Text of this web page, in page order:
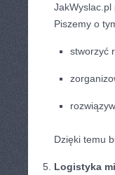
Piszemy o
stworzyć
Dzięki temu
Logistyka